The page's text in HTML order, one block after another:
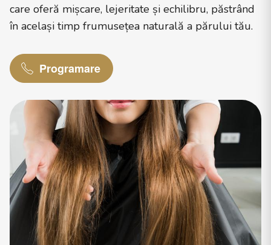
care oferă mișcare, lejeritate și echilibru, păstrând
în același timp frumusețea naturală a părului tău.
Programare